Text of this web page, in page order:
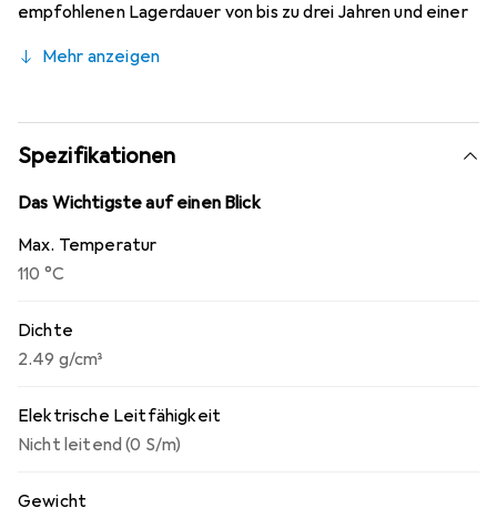
empfohlenen Lagerdauer von bis zu drei Jahren und einer
Wärmeleitpaste ist kompatibel mit einer Vielzahl von
und eignet sich hervorragend für eine breite Palette von
Hardwarekomponenten wie AMD Ryzen, Intel Core CPUs
sowie GPUs von AMD Radeon und Nvidia GeForce. Sie ist
sogar für Spielekonsolen und Laptops geeignet. Ihre
Verstreichen vor der Montage des Kühlkörpers, während
die Reinigung einfach mit einem trockenen Tuch erfolgen
Mehr anzeigen
Spezifikationen
Das Wichtigste auf einen Blick
Max. Temperatur
110 °C
Dichte
2.49 g/cm³
Elektrische Leitfähigkeit
Nicht leitend (0 S/m)
Gewicht